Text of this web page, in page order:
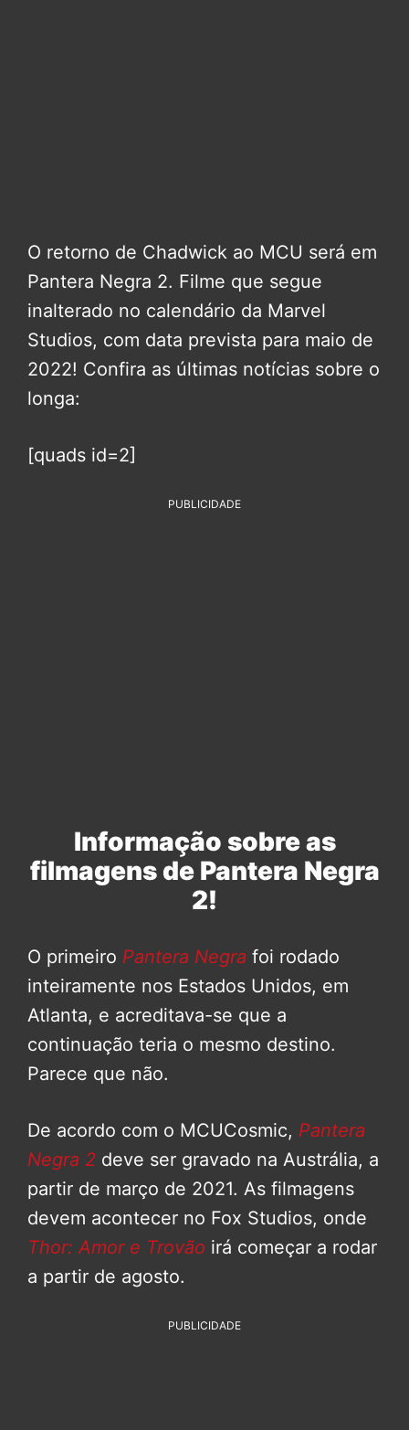
O retorno de Chadwick ao MCU será em
Pantera Negra 2. Filme que segue
inalterado no calendário da Marvel
Studios, com data prevista para maio de
2022! Confira as últimas notícias sobre o
longa:
[quads id=2]
PUBLICIDADE
Informação sobre as
filmagens de Pantera Negra
2!
O primeiro Pantera Negra foi rodado
inteiramente nos Estados Unidos, em
Atlanta, e acreditava-se que a
continuação teria o mesmo destino.
Parece que não.
De acordo com o MCUCosmic, Pantera
Negra 2 deve ser gravado na Austrália, a
partir de março de 2021. As filmagens
devem acontecer no Fox Studios, onde
Thor: Amor e Trovão irá começar a rodar
a partir de agosto.
PUBLICIDADE